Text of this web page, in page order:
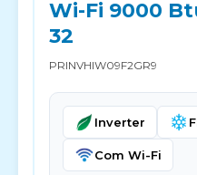
Wi-Fi 9000
32
PRINVHIW09F2GR9
Inverter
Com Wi-Fi